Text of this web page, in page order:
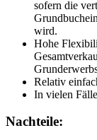
sofern die
wird.
Hohe
Relativ
In vielen
Nachteile: